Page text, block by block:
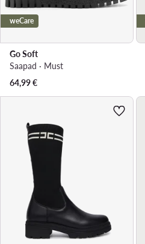
weCare
Go Soft
Saapad · Must
64,99€